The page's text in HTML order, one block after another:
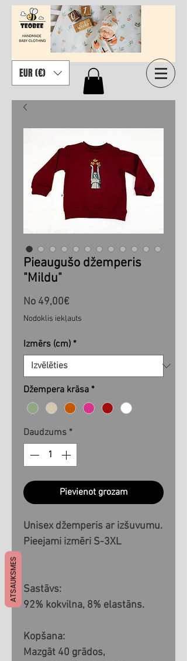
EUR (€)
Pieaugušo džemperis
"Mildu"
No 49,00€Izpārdošanas
cena
Nodoklis iekļauts
Izmērs (cm) *
Džempera krāsa *
Daudzums *
Pievienot grozam
Unisex džemperis ar izšuvumu.
Pieejami izmēri S-3XL
Sastāvs:
92% kokvilna, 8% elastāns.
Kopšana:
Mazgāt 40 grādos,
ATSAUKSMES